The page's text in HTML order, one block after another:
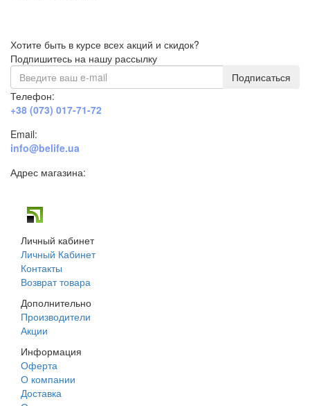
Хотите быть в курсе всех акций и скидок?
Подпишитесь на нашу рассылку
Подписаться
Телефон:
+38 (073) 017-71-72
Email:
info@belife.ua
Адрес магазина:
Личный кабинет
Личный Кабинет
Контакты
Возврат товара
Дополнительно
Производители
Акции
Информация
Оферта
О компании
Доставка